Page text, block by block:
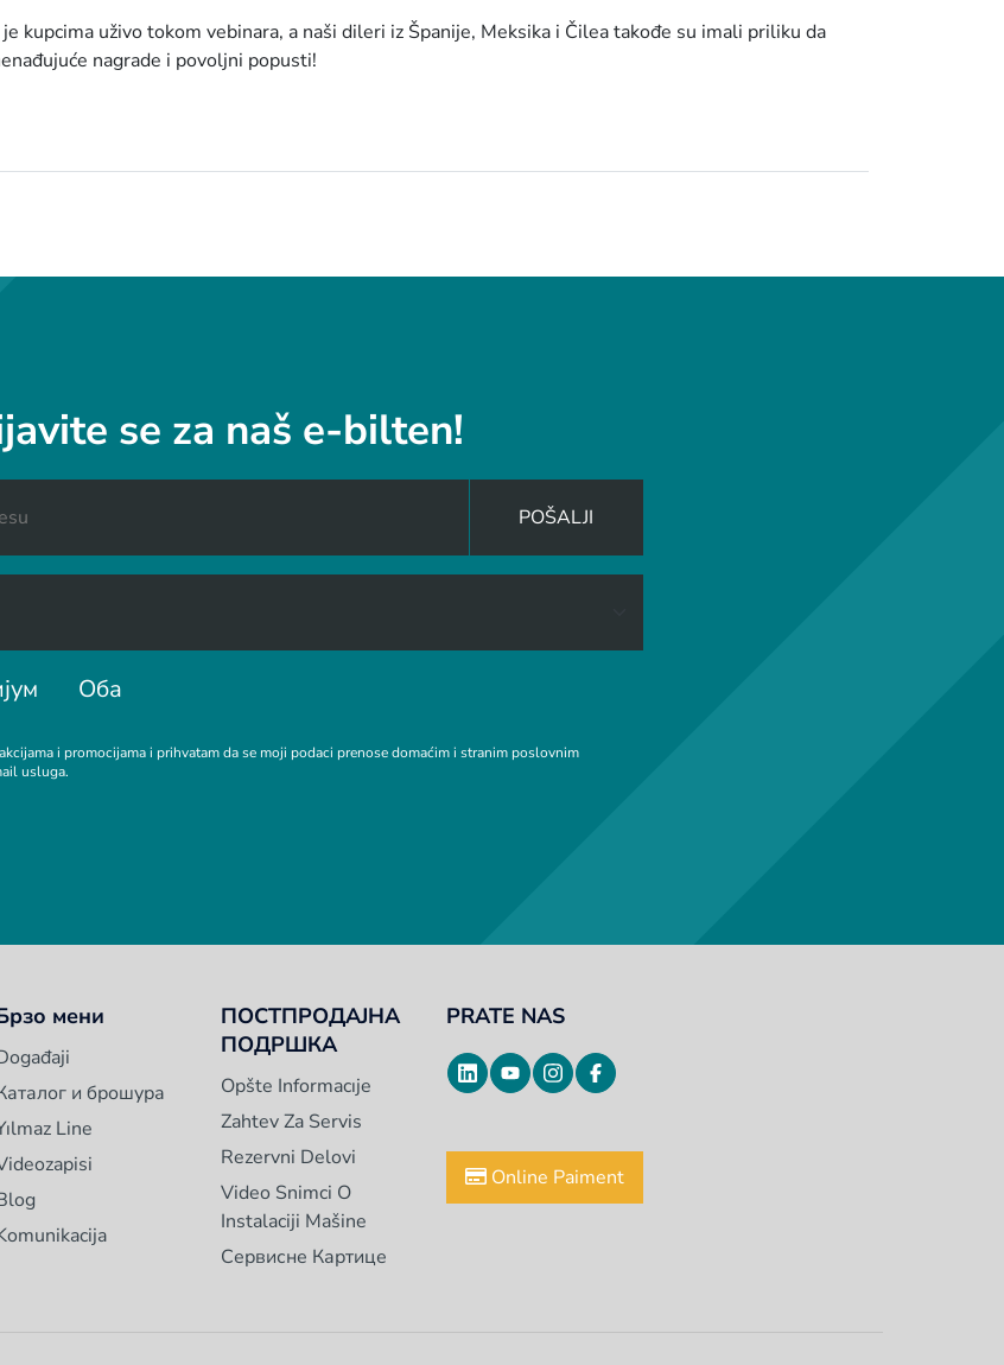
kupcima uživo tokom vebinara, a naši dileri iz Španije, Meksika i Čilea takođe su imali priliku da
nagrade i povoljni popusti!
se za naš e-bilten!
POŠALJI
Оба
i promocijama i prihvatam da se moji podaci prenose domaćim i stranim poslovnim
usluga.
мени
и брошура
Line
ПОСТПРОДАЈНА
ПОДРШКА
Opšte Informacıje
Zahtev Za Servis
Rezervni Delovi
Video Snimci O
Instalaciji Mašine
Сервисне Картице
PRATE NAS
Online Paiment